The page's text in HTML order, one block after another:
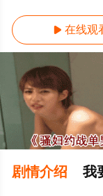
 在线观
剧情介绍 我